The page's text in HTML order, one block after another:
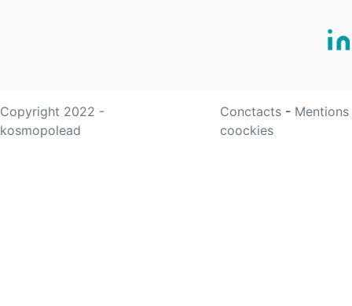
Copyright 2022 -
kosmopolead
Conctacts -
coockies